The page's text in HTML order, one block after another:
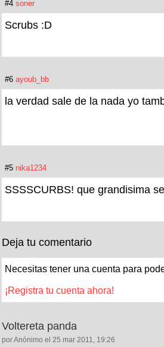
#4 soner
Scrubs :D
#6 ayoub_bb
la verdad sale de la nada yo
#5 nika1234
SSSSCURBS! que grandisima
Deja tu comentario
Necesitas tener una cuenta para
¡Registra tu cuenta ahora!
Voltereta panda
por Anónimo el 25 mar 2011, 19:26